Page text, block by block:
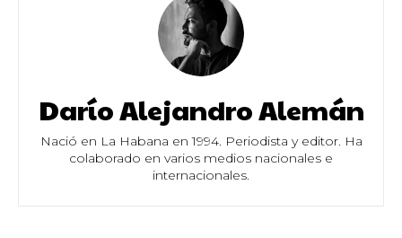
Darío Alejandro Alemán
Nació en La Habana en 1994. Periodista y editor. Ha
colaborado en varios medios nacionales e
internacionales.